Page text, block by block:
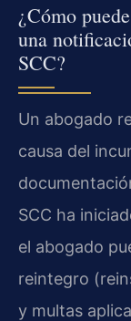
¿Cómo
una
SCC?
Un abogado
causa del
SCC ha
el abogado
reintegro
y multas